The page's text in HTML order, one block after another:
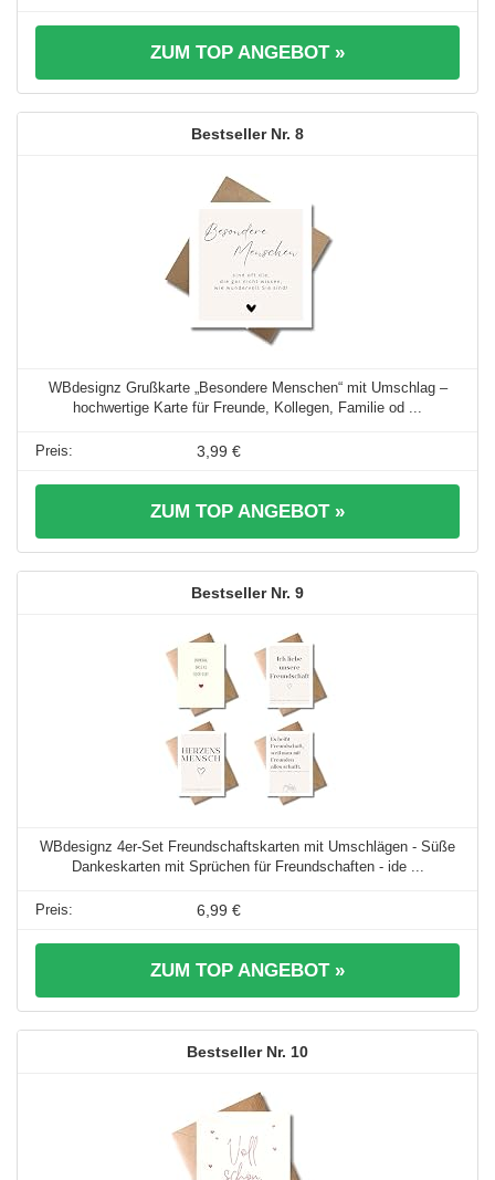
ZUM TOP ANGEBOT »
8
WBdesignz Grußkarte „Besondere Menschen“ mit Umschlag –
hochwertige Karte für Freunde, Kollegen, Familie od ...
3,99 €
ZUM TOP ANGEBOT »
9
WBdesignz 4er-Set Freundschaftskarten mit Umschlägen - Süße
Dankeskarten mit Sprüchen für Freundschaften - ide ...
6,99 €
ZUM TOP ANGEBOT »
10